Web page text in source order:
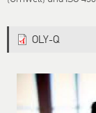
OLY-Q